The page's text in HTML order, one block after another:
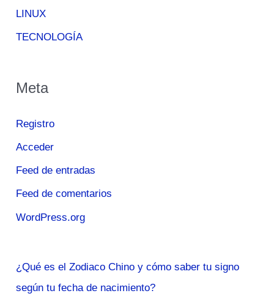
LINUX
TECNOLOGÍA
Meta
Registro
Acceder
Feed de entradas
Feed de comentarios
WordPress.org
¿Qué es el Zodiaco Chino y cómo saber tu signo
según tu fecha de nacimiento?